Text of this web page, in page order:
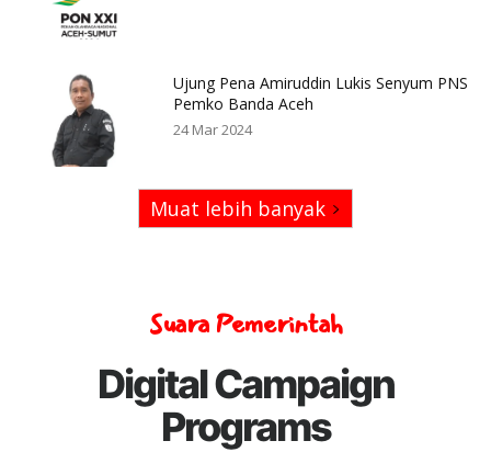
Ujung Pena Amiruddin Lukis Senyum PNS
Pemko Banda Aceh
24 Mar 2024
Muat lebih banyak
Suara Pemerintah
Digital Campaign
Programs